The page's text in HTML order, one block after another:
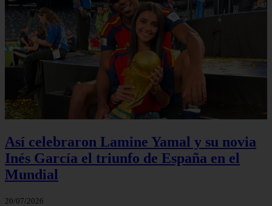
Así celebraron Lamine Yamal y su novia
Inés García el triunfo de España en el
Mundial
20/07/2026